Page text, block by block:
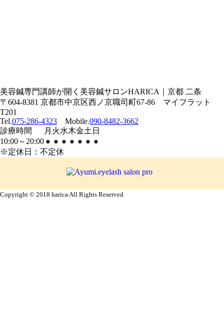
美容鍼専門講師が開く美容鍼サロンHARICA｜京都 二条
〒604-8381 京都市中京区西ノ京職司町67-86 マイフラット
T201
Tel.075-286-4323 Mobile.090-8482-3662
診療時間 月 火水木金土 日
10:00～ 20:00 ● ● ● ● ● ● ●
※定休日：不定休
Copyright © 2018 harica All Rights Reserved